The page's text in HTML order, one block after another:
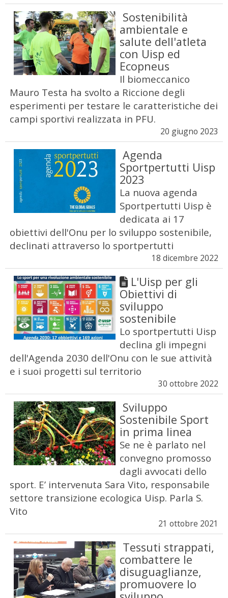
Sostenibilità
ambientale e
salute dell'atleta
con Uisp ed
Ecopneus
Il biomeccanico
Mauro Testa ha svolto a Riccione degli
esperimenti per testare le caratteristiche dei
campi sportivi realizzata in PFU.
20 giugno 2023
Agenda
Sportpertutti Uisp
2023
La nuova agenda
Sportpertutti Uisp è
dedicata ai 17
obiettivi dell'Onu per lo sviluppo sostenibile,
declinati attraverso lo sportpertutti
18 dicembre 2022
L'Uisp per gli
Obiettivi di
sviluppo
sostenibile
Lo sportpertutti Uisp
declina gli impegni
dell'Agenda 2030 dell'Onu con le sue attività
e i suoi progetti sul territorio
30 ottobre 2022
Sviluppo
Sostenibile Sport
in prima linea
Se ne è parlato nel
convegno promosso
dagli avvocati dello
sport. E’ intervenuta Sara Vito, responsabile
settore transizione ecologica Uisp. Parla S.
Vito
21 ottobre 2021
Tessuti strappati,
combattere le
disuguaglianze,
promuovere lo